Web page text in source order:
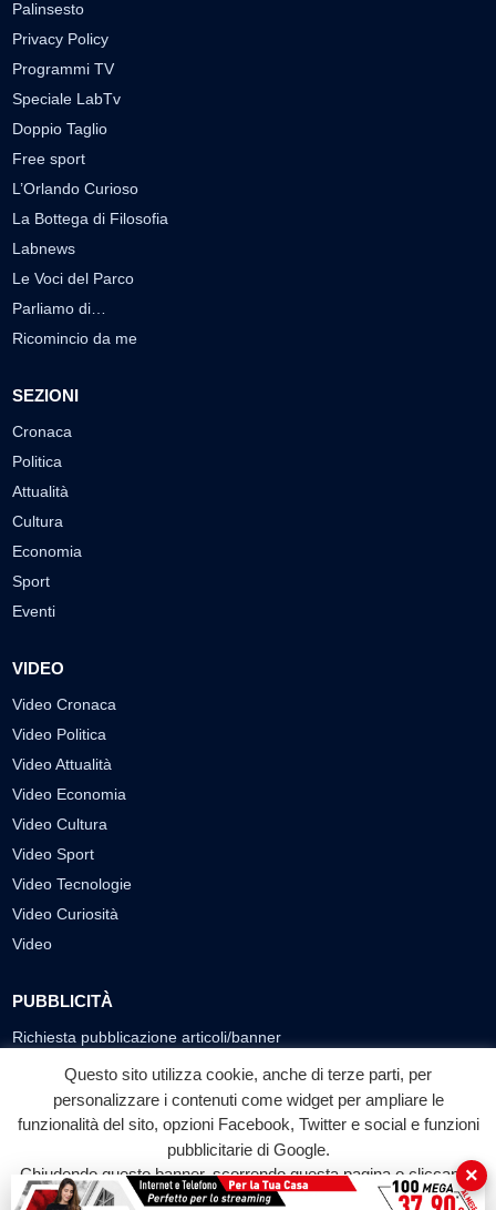
Palinsesto
Privacy Policy
Programmi TV
Speciale LabTv
Doppio Taglio
Free sport
L’Orlando Curioso
La Bottega di Filosofia
Labnews
Le Voci del Parco
Parliamo di…
Ricomincio da me
SEZIONI
Cronaca
Politica
Attualità
Cultura
Economia
Sport
Eventi
VIDEO
Video Cronaca
Video Politica
Video Attualità
Video Economia
Video Cultura
Video Sport
Video Tecnologie
Video Curiosità
Video
PUBBLICITÀ
Richiesta pubblicazione articoli/banner
SEGUICI SUI SOCIAL
f
Facebook
◎ ▶
YouTube
Questo sito utilizza cookie, anche di terze parti, per
personalizzare i contenuti come widget per ampliare le
funzionalità del sito, opzioni Facebook, Twitter e social e funzioni
pubblicitarie di Google.
Chiudendo questo banner, scorrendo questa pagina o cliccando
su qualunque suo elemento acconsenti all'uso dei cookie.
×